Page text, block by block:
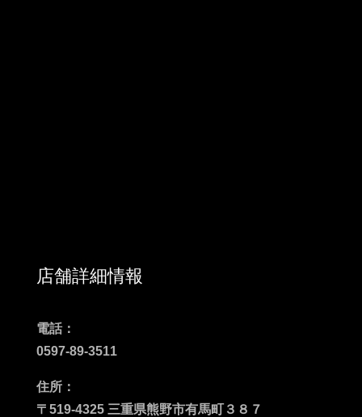
店舗詳細情報
電話：
0597-89-3511
住所：
〒519-4325 三重県熊野市有馬町３８７